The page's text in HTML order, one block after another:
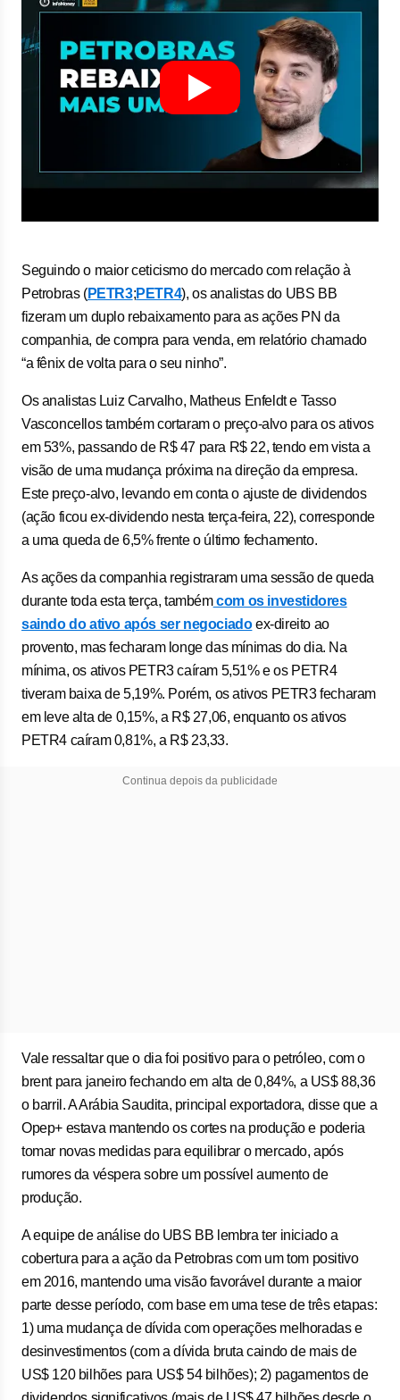
Seguindo o maior ceticismo do mercado com relação à
Petrobras (PETR3;PETR4), os analistas do UBS BB
fizeram um duplo rebaixamento para as ações PN da
companhia, de compra para venda, em relatório chamado
“a fênix de volta para o seu ninho”.
Os analistas Luiz Carvalho, Matheus Enfeldt e Tasso
Vasconcellos também cortaram o preço-alvo para os ativos
em 53%, passando de R$ 47 para R$ 22, tendo em vista a
visão de uma mudança próxima na direção da empresa.
Este preço-alvo, levando em conta o ajuste de dividendos
(ação ficou ex-dividendo nesta terça-feira, 22), corresponde
a uma queda de 6,5% frente o último fechamento.
As ações da companhia registraram uma sessão de queda
durante toda esta terça, tambémcom os investidores
saindo do ativo após ser negociadoex-direito ao
provento, mas fecharam longe das mínimas do dia. Na
mínima, os ativos PETR3 caíram 5,51% e os PETR4
tiveram baixa de 5,19%. Porém, os ativos PETR3 fecharam
em leve alta de 0,15%, a R$ 27,06, enquanto os ativos
PETR4 caíram 0,81%, a R$ 23,33.
Continua depois da publicidade
Vale ressaltar que o dia foi positivo para o petróleo, com o
brent para janeiro fechando em alta de 0,84%, a US$ 88,36
o barril. A Arábia Saudita, principal exportadora, disse que a
Opep+ estava mantendo os cortes na produção e poderia
tomar novas medidas para equilibrar o mercado, após
rumores da véspera sobre um possível aumento de
produção.
A equipe de análise do UBS BB lembra ter iniciado a
cobertura para a ação da Petrobras com um tom positivo
em 2016, mantendo uma visão favorável durante a maior
parte desse período, com base em uma tese de três etapas:
1) uma mudança de dívida com operações melhoradas e
desinvestimentos (com a dívida bruta caindo de mais de
US$ 120 bilhões para US$ 54 bilhões); 2) pagamentos de